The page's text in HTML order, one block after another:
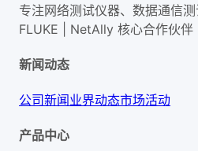
专注网络测试仪器、数据通信
FLUKE | NetAlly 核心合作伙伴
新闻动态
公司新闻业界动态市场活动
产品中心